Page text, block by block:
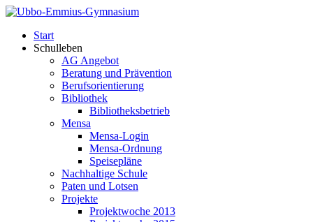
Start
Schulleben
AG Angebot
Beratung und Prävention
Berufsorientierung
Bibliothek
Bibliotheksbetrieb
Mensa
Mensa-Login
Mensa-Ordnung
Speisepläne
Nachhaltige Schule
Paten und Lotsen
Projekte
Projektwoche 2013